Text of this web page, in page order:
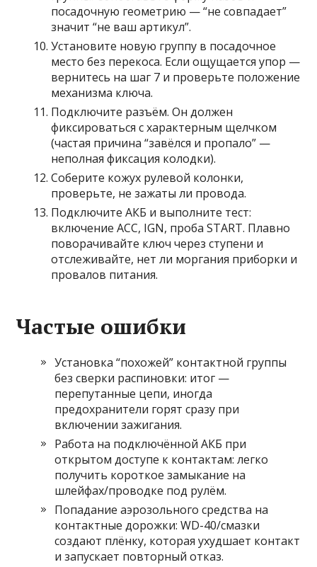
посадочную геометрию — “не совпадает”
значит “не ваш артикул”.
Установите новую группу в посадочное
место без перекоса. Если ощущается упор —
вернитесь на шаг 7 и проверьте положение
механизма ключа.
Подключите разъём. Он должен
фиксироваться с характерным щелчком
(частая причина “завёлся и пропало” —
неполная фиксация колодки).
Соберите кожух рулевой колонки,
проверьте, не зажаты ли провода.
Подключите АКБ и выполните тест:
включение ACC, IGN, проба START. Плавно
поворачивайте ключ через ступени и
отслеживайте, нет ли моргания приборки и
провалов питания.
Частые ошибки
Установка “похожей” контактной группы
без сверки распиновки: итог —
перепутанные цепи, иногда
предохранители горят сразу при
включении зажигания.
Работа на подключённой АКБ при
открытом доступе к контактам: легко
получить короткое замыкание на
шлейфах/проводке под рулём.
Попадание аэрозольного средства на
контактные дорожки: WD-40/смазки
создают плёнку, которая ухудшает контакт
и запускает повторный отказ.